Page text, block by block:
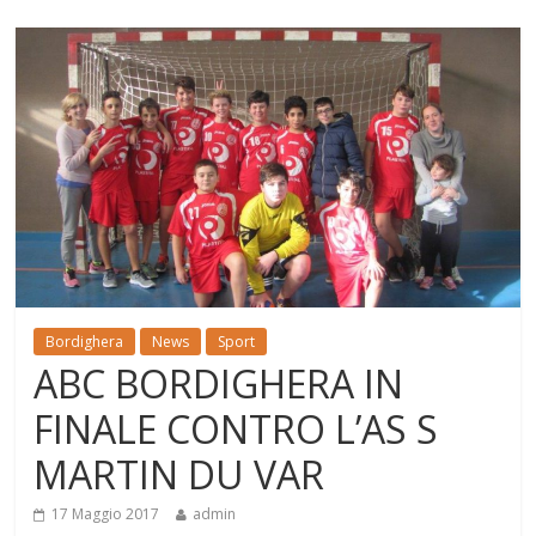
Bordighera News Sport
ABC BORDIGHERA IN
FINALE CONTRO L’AS S
MARTIN DU VAR
17 Maggio 2017 admin